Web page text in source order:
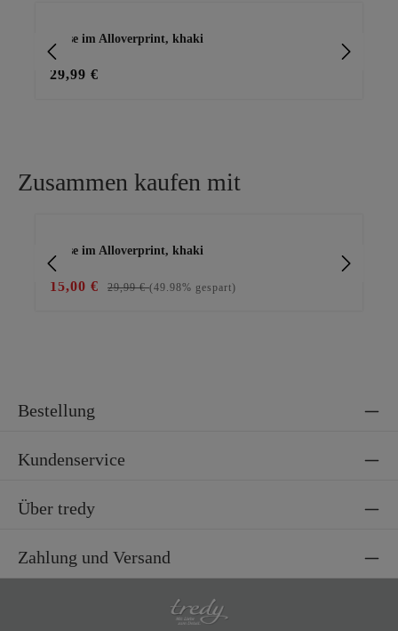
Bluse im Alloverprint, khaki
29,99 €
Zusammen kaufen mit
Bluse im Alloverprint, khaki
15,00 € 29,99 €(49.98% gespart)
Bestellung
Kundenservice
Über tredy
Zahlung und Versand